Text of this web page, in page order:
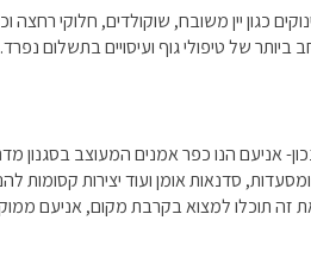
של טיפולי גוף ועיסויים בתשלום נפרד.